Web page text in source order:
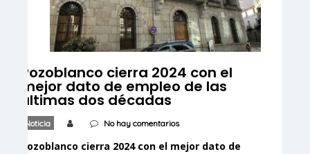
Pozoblanco cierra 2024 con el
mejor dato de empleo de las
últimas dos décadas
Noticia No hay comentarios
Pozoblanco cierra 2024 con el mejor dato de